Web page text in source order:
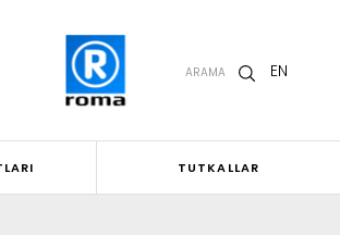
ARAMA EN
TUTKALLAR